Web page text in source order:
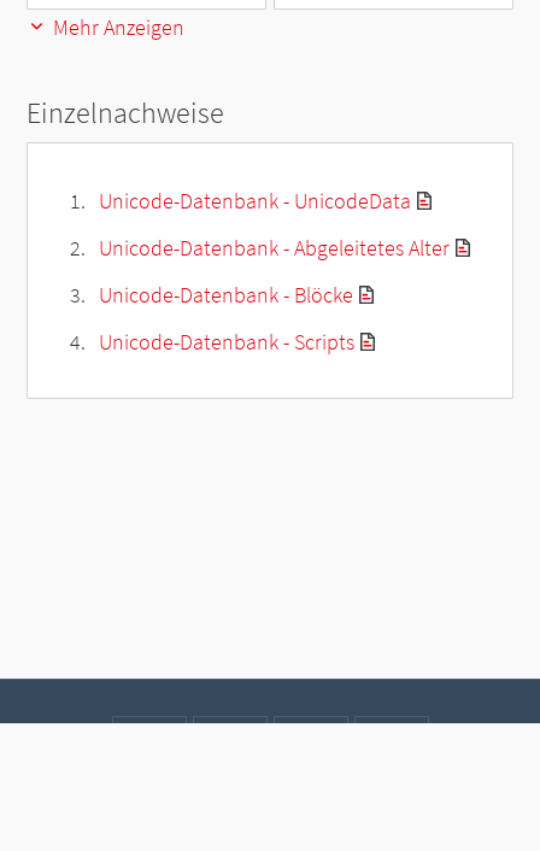
Mehr Anzeigen
Einzelnachweise
Unicode-Datenbank - UnicodeData
Unicode-Datenbank - Abgeleitetes Alter
Unicode-Datenbank - Blöcke
Unicode-Datenbank - Scripts